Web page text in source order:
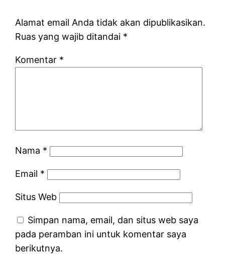
Alamat email Anda tidak akan dipublikasikan.
Ruas yang wajib ditandai *
Komentar *
Nama *
Email *
Situs Web
Simpan nama, email, dan situs web saya
pada peramban ini untuk komentar saya
berikutnya.